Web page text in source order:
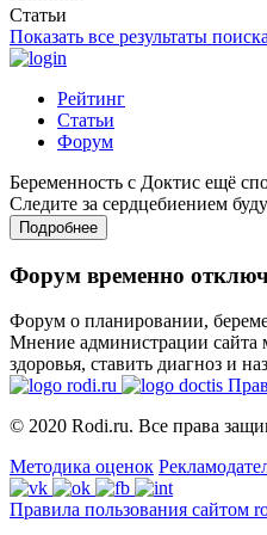
Статьи
Показать все результаты поиска
Рейтинг
Статьи
Форум
Беременность с Доктис ещё
Следите за сердцебиением
Подробнее
Форум временно
Форум о планировании,
Мнение администрации сайта
здоровья, ставить диагноз и
© 2020 Rodi.ru. Все права
Методика оценок
Правила пользования сайтом